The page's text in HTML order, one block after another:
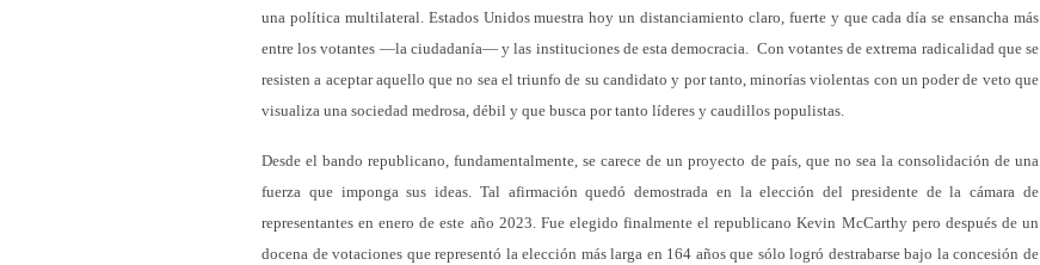
una política multilateral. Estados Unidos muestra hoy un distanciamiento claro, fuerte y que cada día se ensancha más
entre los votantes —la ciudadanía— y las instituciones de esta democracia. Con votantes de extrema radicalidad que se
resisten a aceptar aquello que no sea el triunfo de su candidato y por tanto, minorías violentas con un poder de veto que
visualiza una sociedad medrosa, débil y que busca por tanto líderes y caudillos populistas.
Desde el bando republicano, fundamentalmente, se carece de un proyecto de país, que no sea la consolidación de una
fuerza que imponga sus ideas. Tal afirmación quedó demostrada en la elección del presidente de la cámara de
representantes en enero de este año 2023. Fue elegido finalmente el republicano Kevin McCarthy pero después de un
docena de votaciones que representó la elección más larga en 164 años que sólo logró destrabarse bajo la concesión de